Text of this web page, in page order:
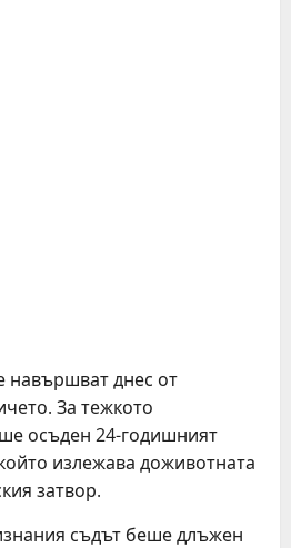
навършват днес от
За тежкото
осъден 24-годишният
излежава доживотната
затвор.
съдът беше длъжен